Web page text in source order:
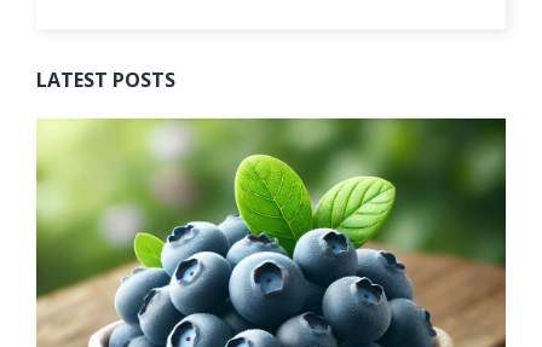
LATEST POSTS